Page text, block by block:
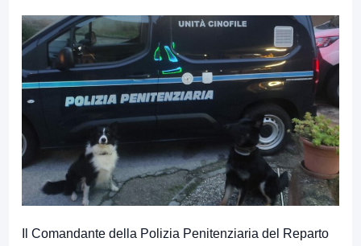
Il Comandante della Polizia Penitenziaria del Reparto